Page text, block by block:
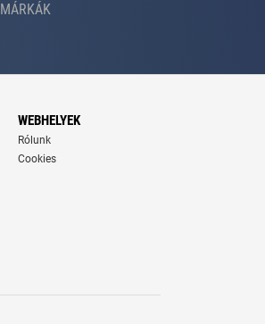
MÁRKÁK
WEBHELYEK
Rólunk
Cookies